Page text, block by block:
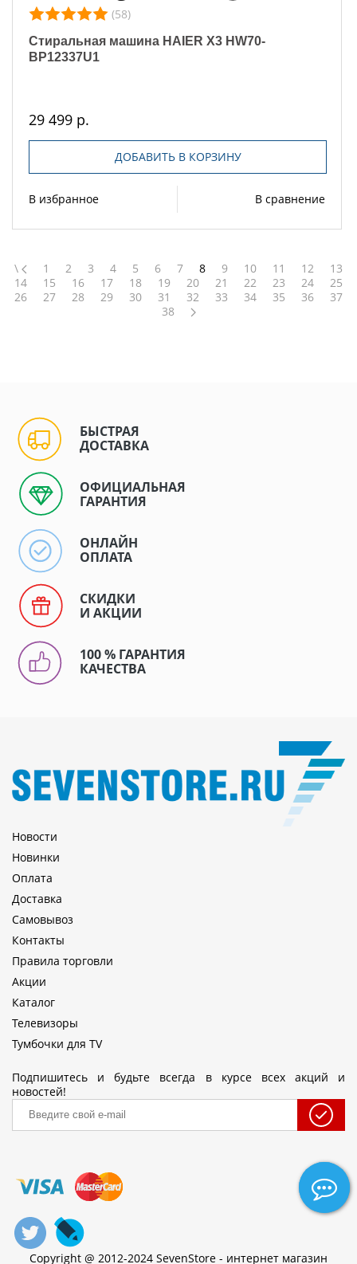
(58)
Стиральная машина HAIER X3 HW70-
BP12337U1
29 499 р.
ДОБАВИТЬ В КОРЗИНУ
В избранное В сравнение
\ 1 2 3 4 5 6 7 8 9 10 11 12
13
14
15 16 17 18 19 20 21 22 23 24
25
26
27 28 29 30 31 32 33 34 35 36
37
38
БЫСТРАЯ
ДОСТАВКА
ОФИЦИАЛЬНАЯ
ГАРАНТИЯ
ОНЛАЙН
ОПЛАТА
СКИДКИ
И АКЦИИ
100 % ГАРАНТИЯ
КАЧЕСТВА
Новости
Новинки
Оплата
Доставка
Самовывоз
Контакты
Правила торговли
Акции
Каталог
Телевизоры
Тумбочки для TV
Подпишитесь и будьте всегда в курсе всех акций и
новостей!
Copyright @ 2012-2024 SevenStore - интернет магазин